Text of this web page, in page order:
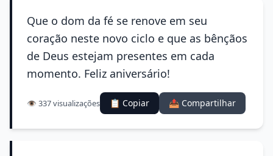
Que o dom da fé se renove em seu
coração neste novo ciclo e que as bênçãos
de Deus estejam presentes em cada
momento. Feliz aniversário!
👁️ 337 visualizações 📋 Copiar 📤 Compartilhar